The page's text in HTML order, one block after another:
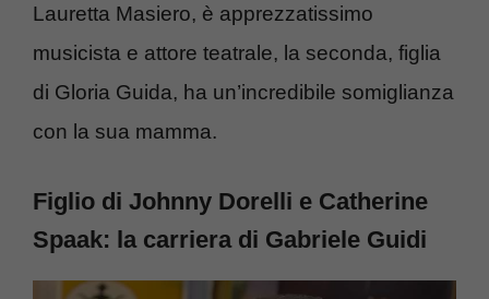
Lauretta Masiero, è apprezzatissimo
musicista e attore teatrale, la seconda, figlia
di Gloria Guida, ha un’incredibile somiglianza
con la sua mamma.
Figlio di Johnny Dorelli e Catherine
Spaak: la carriera di Gabriele Guidi